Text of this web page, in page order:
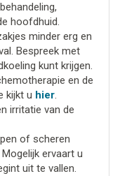
hoofdhuid.
minder erg en
Bespreek met
kunt krijgen.
en de
kijkt u hier.
irritatie van de
of scheren
ervaart u
uit te vallen.